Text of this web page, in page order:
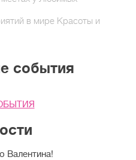
в мире Красоты и
события
Валентина!